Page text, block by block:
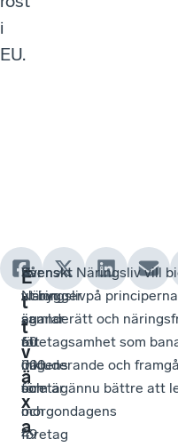
i
EU.
Svenskt
Näringsliv
samlar
60
000
företag
och
49
E
t
t
v
ä
x
a
Vår
vision
är
att
dagens
och
morgondagens
företag
Svenskt Näringsliv vill
ut bygger på
äganderätt och
företagsamhet som
inkluderande och
som är ännu bättre att